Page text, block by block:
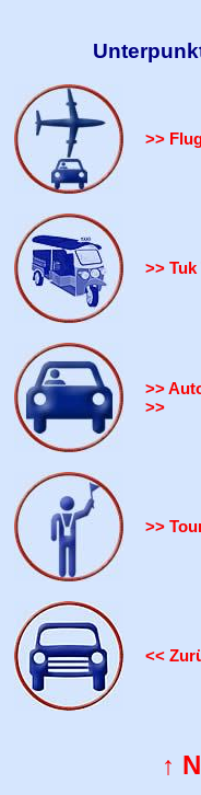
>>
>>
>>
>>
>>
<<
↑